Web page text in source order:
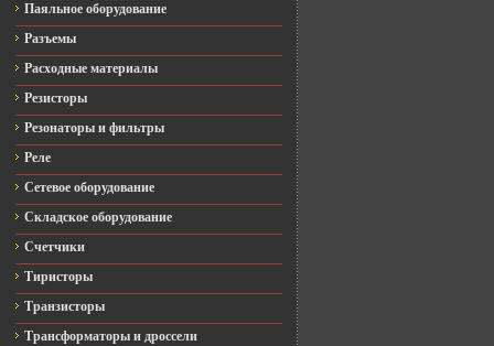
Паяльное оборудование
Разъемы
Расходные материалы
Резисторы
Резонаторы и фильтры
Реле
Сетевое оборудование
Складское оборудование
Счетчики
Тиристоры
Транзисторы
Трансформаторы и дроссели